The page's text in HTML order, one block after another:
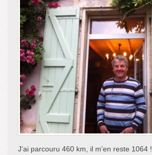
J’ai parcouru 460 km, il m’en reste 1064 !